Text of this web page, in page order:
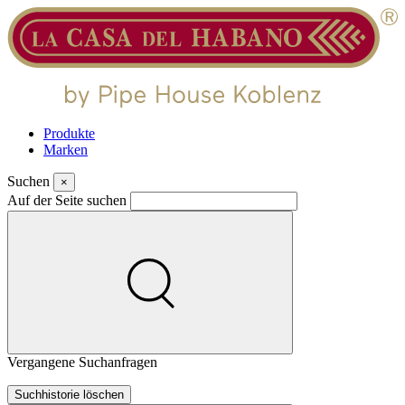
Produkte
Marken
Suchen ×
Auf der Seite suchen
Vergangene Suchanfragen
Suchhistorie löschen